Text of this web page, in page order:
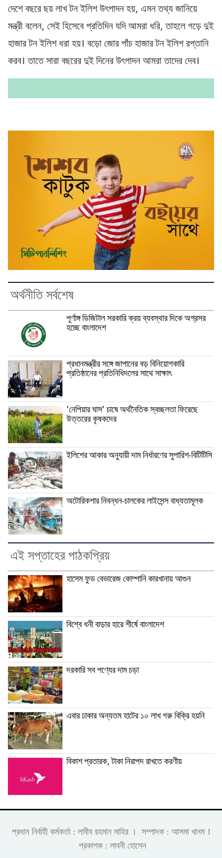
দেশে বছরে ছয় লাখ টন ইলিশ উৎপাদন হয়, এমন তথ্য জানিয়ে
মন্ত্রী বলেন, সেই হিসেবে প্রতিদিন যদি আমরা ধরি, তাহলে গড়ে দুই
হাজার টন ইলিশ ধরা হয়। বড়ো জোর পাঁচ হাজার টন ইলিশ রপ্তানি
করব। তাতে সারা বছরের দুই দিনের উৎপাদন আমরা তাদের দেব।
অর্থনীতি সর্বশেষ
পূর্ণাঙ্গ ডিজিটাল সরকারি ক্রয় ব্যবস্থার দিকে অগ্রসর
হচ্ছে বাংলাদেশ
প্রধানমন্ত্রীর সঙ্গে জাপানের বড় বিনিয়োগকারি
প্রতিষ্ঠানের প্রতিনিধিদলের সাথে সাক্ষাৎ
‘নেপিয়ার ঘাস’ চাষে অর্থনৈতিক স্বচ্ছলতা ফিরেছে
উত্তরের কৃষকদের
ইলিশের আকার অনুযায়ী দাম নির্ধারণের সুপারিশ-বিটিটিসি
অটোরিকশার নিবন্ধন-চালকের লাইসেন্স বাধ্যতামূলক
এই সপ্তাহের পাঠকপ্রিয়
হাসেম ফুড বেভারেজ কোম্পানি কারখানায় আগুন
বিশ্বে ধনী বাড়ার হারে শীর্ষে বাংলাদেশ
দরকারি সব পণ্যের দাম চড়া
এবার ঢাকার অন্যতম হাটের ১০ লাখ গরু বিক্রি হয়নি
বিকাশ প্রতারক, টাকা নিরাপদ রাখতে করণীয়
প্রধান নির্বাহী কর্মকর্তা : লাবীব রহমান মাহির । সম্পাদক : আসমা খানম ।
প্রকাশক : লাবনী হোসেন